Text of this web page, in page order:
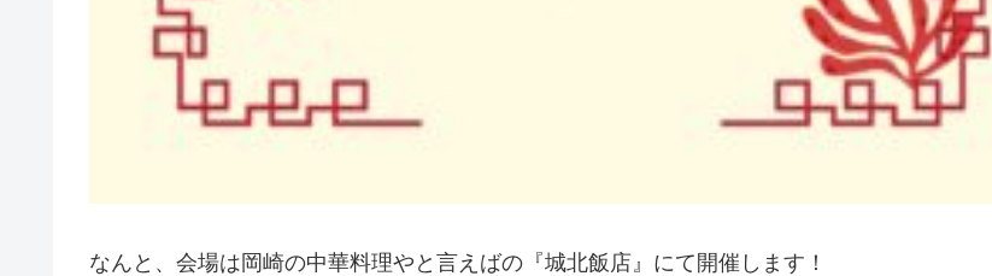
なんと、会場は岡崎の中華料理やと言えばの『城北飯店』にて開催します！